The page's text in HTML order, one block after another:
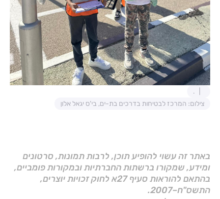
.
צילום: המרכז לבטיחות בדרכים בת-ים, בי'ס יגאל אלון
באתר זה עשוי להופיע תוכן, לרבות תמונות, סרטונים
ומידע, שמקורו ברשתות החברתיות ובמקורות פומביים,
בהתאם להוראות סעיף 27א לחוק זכויות יוצרים,
התשס"ח–2007.